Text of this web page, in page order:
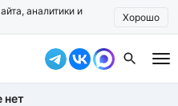
аналитики и
Хорошо
нет